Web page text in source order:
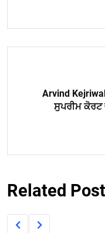
Arvind
ਸੁਪਰੀਮ ਕੋਰਟ
Related Post